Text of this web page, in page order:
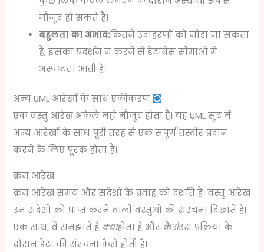
मौजूद हो सकते हैं।
बहुलता का अभाव:कितने उदाहरणों को जोड़ा जा सकता
है, इसका प्रदर्शन न करने से डेटाबेस सीमाओं में
अस्पष्टता आती है।
अन्य UML आरेखों के साथ एकीकरण
एक वस्तु आरेख अकेले नहीं मौजूद होता है। यह UML सूट में
अन्य आरेखों के साथ पूरी तरह से एक संपूर्ण तस्वीर प्रदान
करने के लिए पूरक होता है।
क्रम आरेख
क्रम आरेख समय और संदेशों के प्रवाह को दर्शाते हैं। वस्तु आरेख
उन संदेशों को प्राप्त करने वाली वस्तुओं की संरचना दिखाते हैं।
एक साथ, वे समझाते हैं क्याहोता है और कैसेउस प्रक्रिया के
दौरान डेटा की संरचना कैसे होती है।